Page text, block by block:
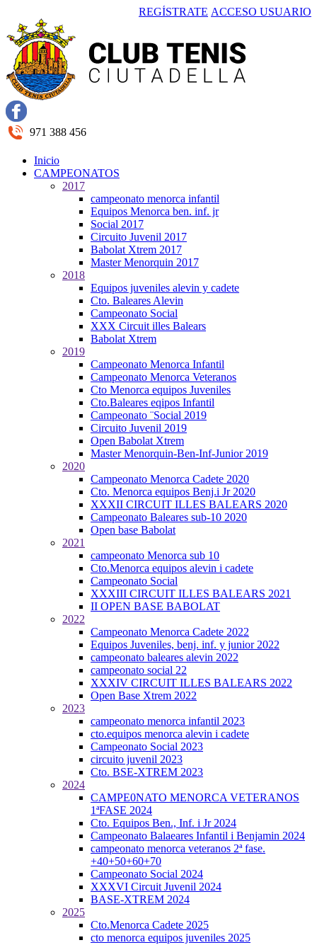
REGÍSTRATE ACCESO USUARIO
971 388 456
Inicio
CAMPEONATOS
2017
campeonato menorca infantil
Equipos Menorca ben. inf. jr
Social 2017
Circuito Juvenil 2017
Babolat Xtrem 2017
Master Menorquin 2017
2018
Equipos juveniles alevin y cadete
Cto. Baleares Alevin
Campeonato Social
XXX Circuit illes Balears
Babolat Xtrem
2019
Campeonato Menorca Infantil
Campeonato Menorca Veteranos
Cto Menorca equipos Juveniles
Cto.Baleares eqipos Infantil
Campeonato ¨Social 2019
Circuito Juvenil 2019
Open Babolat Xtrem
Master Menorquin-Ben-Inf-Junior 2019
2020
Campeonato Menorca Cadete 2020
Cto. Menorca equipos Benj.i Jr 2020
XXXII CIRCUIT ILLES BALEARS 2020
Campeonato Baleares sub-10 2020
Open base Babolat
2021
campeonato Menorca sub 10
Cto.Menorca equipos alevin i cadete
Campeonato Social
XXXIII CIRCUIT ILLES BALEARS 2021
II OPEN BASE BABOLAT
2022
Campeonato Menorca Cadete 2022
Equipos Juveniles, benj. inf. y junior 2022
campeonato baleares alevin 2022
campeonato social 22
XXXIV CIRCUIT ILLES BALEARS 2022
Open Base Xtrem 2022
2023
campeonato menorca infantil 2023
cto.equipos menorca alevin i cadete
Campeonato Social 2023
circuito juvenil 2023
Cto. BSE-XTREM 2023
2024
CAMPE0NATO MENORCA VETERANOS
1ªFASE 2024
Cto. Equipos Ben., Inf. i Jr 2024
Campeonato Balaeares Infantil i Benjamin 2024
campeonato menorca veteranos 2ª fase.
+40+50+60+70
Campeonato Social 2024
XXXVI Circuit Juvenil 2024
BASE-XTREM 2024
2025
Cto.Menorca Cadete 2025
cto menorca equipos juveniles 2025